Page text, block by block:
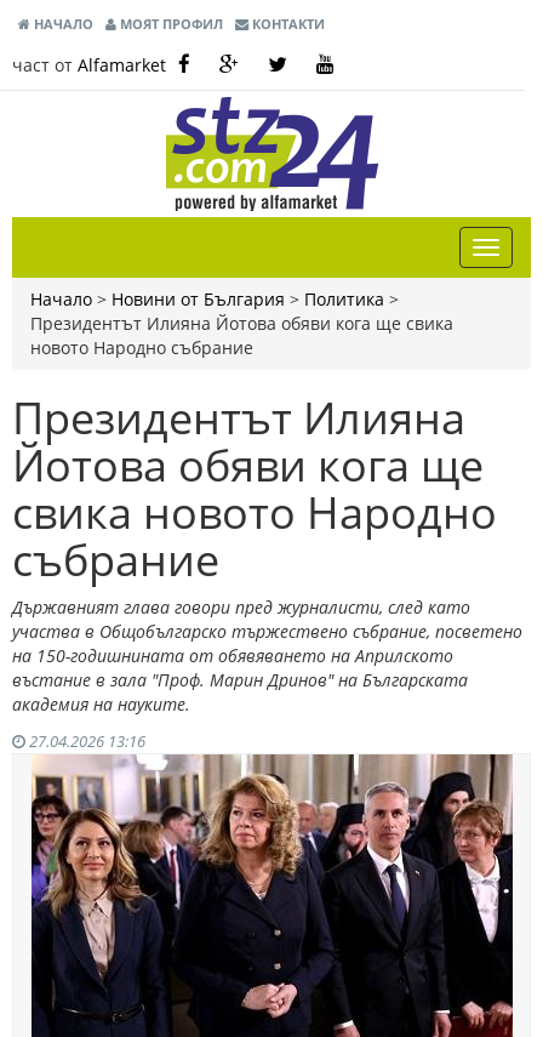
НАЧАЛО МОЯТ ПРОФИЛ КОНТАКТИ
част от Alfamarket
Начало > Новини от България > Политика >
Президентът Илияна Йотова обяви кога ще свика
новото Народно събрание
Президентът Илияна
Йотова обяви кога ще
свика новото Народно
събрание
Държавният глава говори пред журналисти, след като
участва в Общобългарско тържествено събрание, посветено
на 150-годишнината от обявяването на Априлското
въстание в зала "Проф. Марин Дринов" на Българската
академия на науките.
27.04.2026 13:16